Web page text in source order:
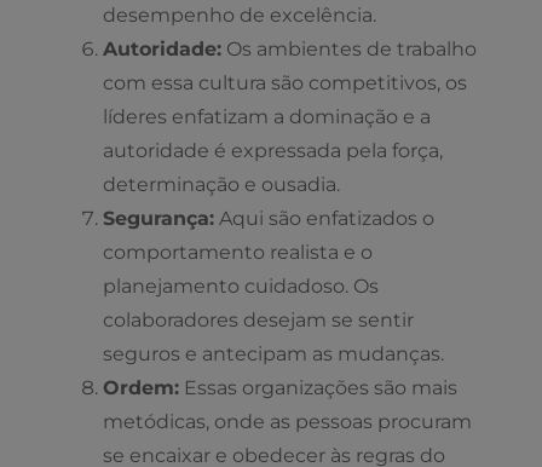
desempenho de excelência.
Autoridade: Os ambientes de trabalho
com essa cultura são competitivos, os
líderes enfatizam a dominação e a
autoridade é expressada pela força,
determinação e ousadia.
Segurança: Aqui são enfatizados o
comportamento realista e o
planejamento cuidadoso. Os
colaboradores desejam se sentir
seguros e antecipam as mudanças.
Ordem: Essas organizações são mais
metódicas, onde as pessoas procuram
se encaixar e obedecer às regras do